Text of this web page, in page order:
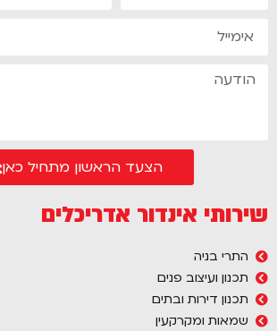
הצעד הראשון מתחיל כאן
שירותי אינדור אדריכלים
התרי בניה
תכנון ועיצוב פנים
תכנון דירות ובתים
שמאות ומקרקעין